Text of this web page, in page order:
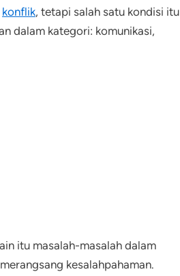
konflik, tetapi salah satu kondisi itu
dalam kategori: komunikasi,
itu masalah-masalah dalam
kesalahpahaman.